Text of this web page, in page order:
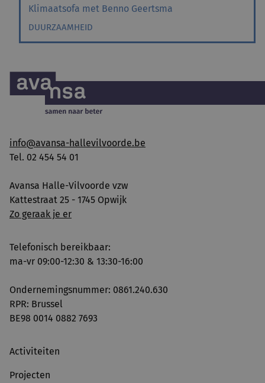
Klimaatsofa met Benno Geertsma
DUURZAAMHEID
info@avansa-hallevilvoorde.be
Tel. 02 454 54 01
Avansa Halle-Vilvoorde vzw
Kattestraat 25 - 1745 Opwijk
Zo geraak je er
Telefonisch bereikbaar:
ma-vr 09:00-12:30 & 13:30-16:00
Ondernemingsnummer: 0861.240.630
RPR: Brussel
BE98 0014 0882 7693
Activiteiten
Projecten